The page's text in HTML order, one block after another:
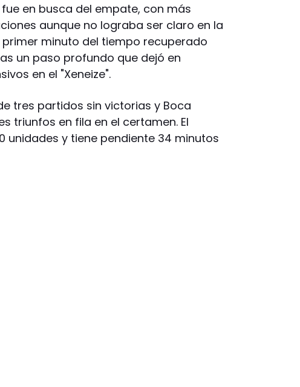
en busca del empate, con más
aunque no lograba ser claro en la
minuto del tiempo recuperado
un paso profundo que dejó en
en el "Xeneize".
tres partidos sin victorias y Boca
triunfos en fila en el certamen. El
unidades y tiene pendiente 34 minutos